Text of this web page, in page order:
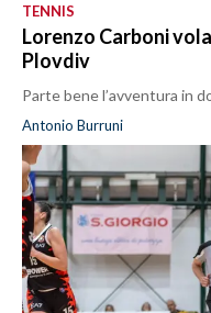
TENNIS
Lorenzo Carboni
Plovdiv
Parte bene l’avventura in
Antonio Burruni